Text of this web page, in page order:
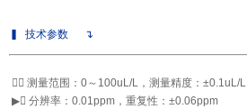
技术参数 ↴
▶  测量范围：0～100uL/L，测量精度：±0.1uL/L
▶ 分辨率：0.01ppm，重复性：±0.06ppm